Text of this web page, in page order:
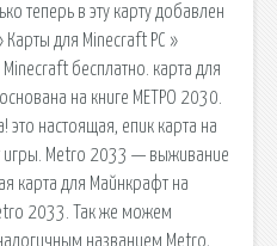
теперь в эту карту добавлен
Карты для Minecraft PC »
бесплатно. карта для
на книге МЕТРО 2030.
это настоящая, епик карта на
Metro 2033 — выживание
карта для Майнкрафт на
2033. Так же можем
названием Metro,